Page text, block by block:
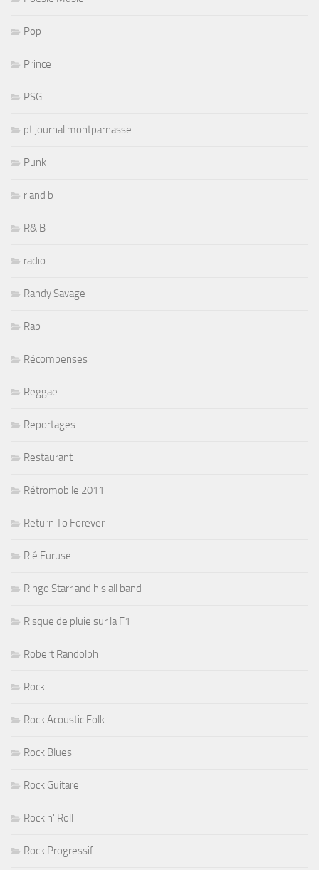
Pop
Prince
PSG
pt journal montparnasse
Punk
r and b
R& B
radio
Randy Savage
Rap
Récompenses
Reggae
Reportages
Restaurant
Rétromobile 2011
Return To Forever
Rié Furuse
Ringo Starr and his all band
Risque de pluie sur la F1
Robert Randolph
Rock
Rock Acoustic Folk
Rock Blues
Rock Guitare
Rock n' Roll
Rock Progressif